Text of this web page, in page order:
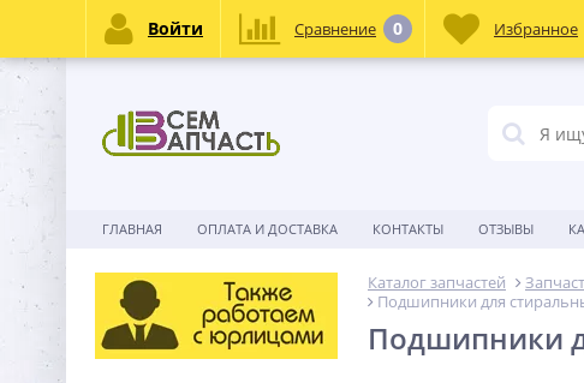
ГЛАВНАЯ ОПЛАТА И ДОСТАВКА КОНТАКТЫ ОТЗЫВЫ
Каталог запчастей
Подшипники для
Подшипники
Войти Сравнение 0 Избранное